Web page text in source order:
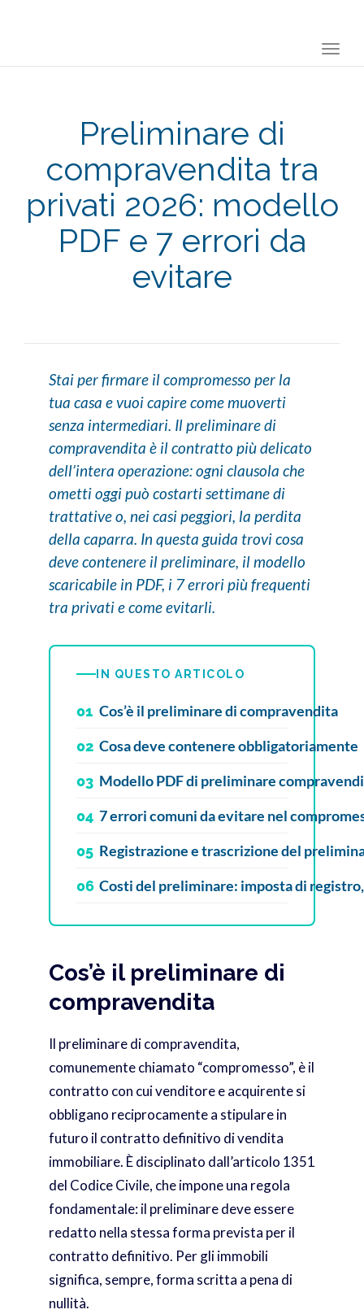
Preliminare di
compravendita tra
privati 2026: modello
PDF e 7 errori da
evitare
Stai per firmare il compromesso per la
tua casa e vuoi capire come muoverti
senza intermediari. Il preliminare di
compravendita è il contratto più delicato
dell’intera operazione: ogni clausola che
ometti oggi può costarti settimane di
trattative o, nei casi peggiori, la perdita
della caparra. In questa guida trovi cosa
deve contenere il preliminare, il modello
scaricabile in PDF, i 7 errori più frequenti
tra privati e come evitarli.
IN QUESTO ARTICOLO
01 Cos’è il preliminare di compravendita
02 Cosa deve contenere obbligatoriamente
03 Modello PDF di preliminare
04 7 errori comuni da evitare nel
05 Registrazione e trascrizione del
06 Costi del preliminare: imposta di
Cos’è il preliminare di
compravendita
Il preliminare di compravendita,
comunemente chiamato “compromesso”, è il
contratto con cui venditore e acquirente si
obbligano reciprocamente a stipulare in
futuro il contratto definitivo di vendita
immobiliare. È disciplinato dall’articolo 1351
del Codice Civile, che impone una regola
fondamentale: il preliminare deve essere
redatto nella stessa forma prevista per il
contratto definitivo. Per gli immobili
significa, sempre, forma scritta a pena di
nullità.